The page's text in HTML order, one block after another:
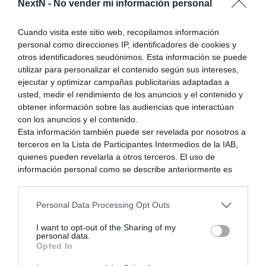
NextN - No vender mi información personal
Cuando visita este sitio web, recopilamos información
personal como direcciones IP, identificadores de cookies y
otros identificadores seudónimos. Esta información se puede
utilizar para personalizar el contenido según sus intereses,
ejecutar y optimizar campañas publicitarias adaptadas a
usted, medir el rendimiento de los anuncios y el contenido y
obtener información sobre las audiencias que interactúan
con los anuncios y el contenido.
Esta información también puede ser revelada por nosotros a
terceros en la Lista de Participantes Intermedios de la IAB,
quienes pueden revelarla a otros terceros. El uso de
información personal como se describe anteriormente es
generamos contenido relevante para nuestra audiencia.
recopilación y uso de datos en nuestra Política de
Privacidad.
Personal Data Processing Opt Outs
I want to opt-out of the Sharing of my
personal data.
Opted In
Anterior 1 2 3 4 5
15 16 17 18 19 20 21 22
23 24 25 26 27 28 29 30
31 32